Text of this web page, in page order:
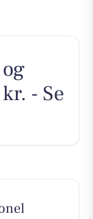
- Se